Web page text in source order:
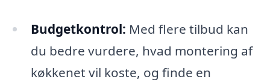
Budgetkontrol: Med flere tilbud kan
du bedre vurdere, hvad montering af
køkkenet vil koste, og finde en